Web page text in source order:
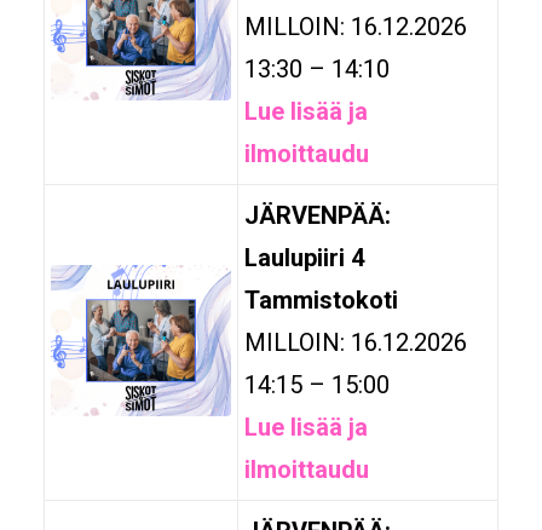
MILLOIN: 16.12.2026
13:30 – 14:10
Lue lisää ja
ilmoittaudu
JÄRVENPÄÄ:
Laulupiiri 4
Tammistokoti
MILLOIN: 16.12.2026
14:15 – 15:00
Lue lisää ja
ilmoittaudu